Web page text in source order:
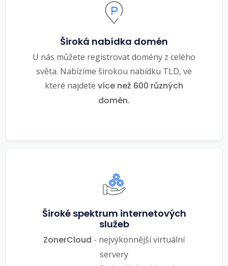
Široká nabídka domén
U nás můžete registrovat domény z celého
světa. Nabízíme širokou nabídku TLD, ve
které najdete více než 600 různých
domén.
Široké spektrum internetových
služeb
ZonerCloud - nejvýkonnější virtuální
servery